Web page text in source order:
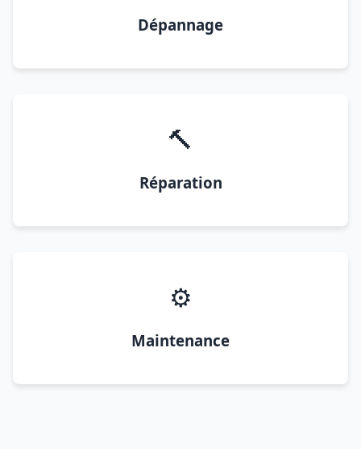
Dépannage
🔨
Réparation
⚙️
Maintenance